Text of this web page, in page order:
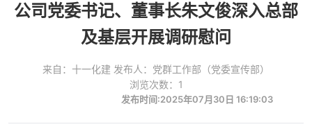
公司党委书记、董事长朱文俊深入总部
及基层开展调研慰问
来自：十一化建 发布人：党群工作部（党委宣传部）
浏览次数：1
发布时间:2025年07月30日 16:19:03